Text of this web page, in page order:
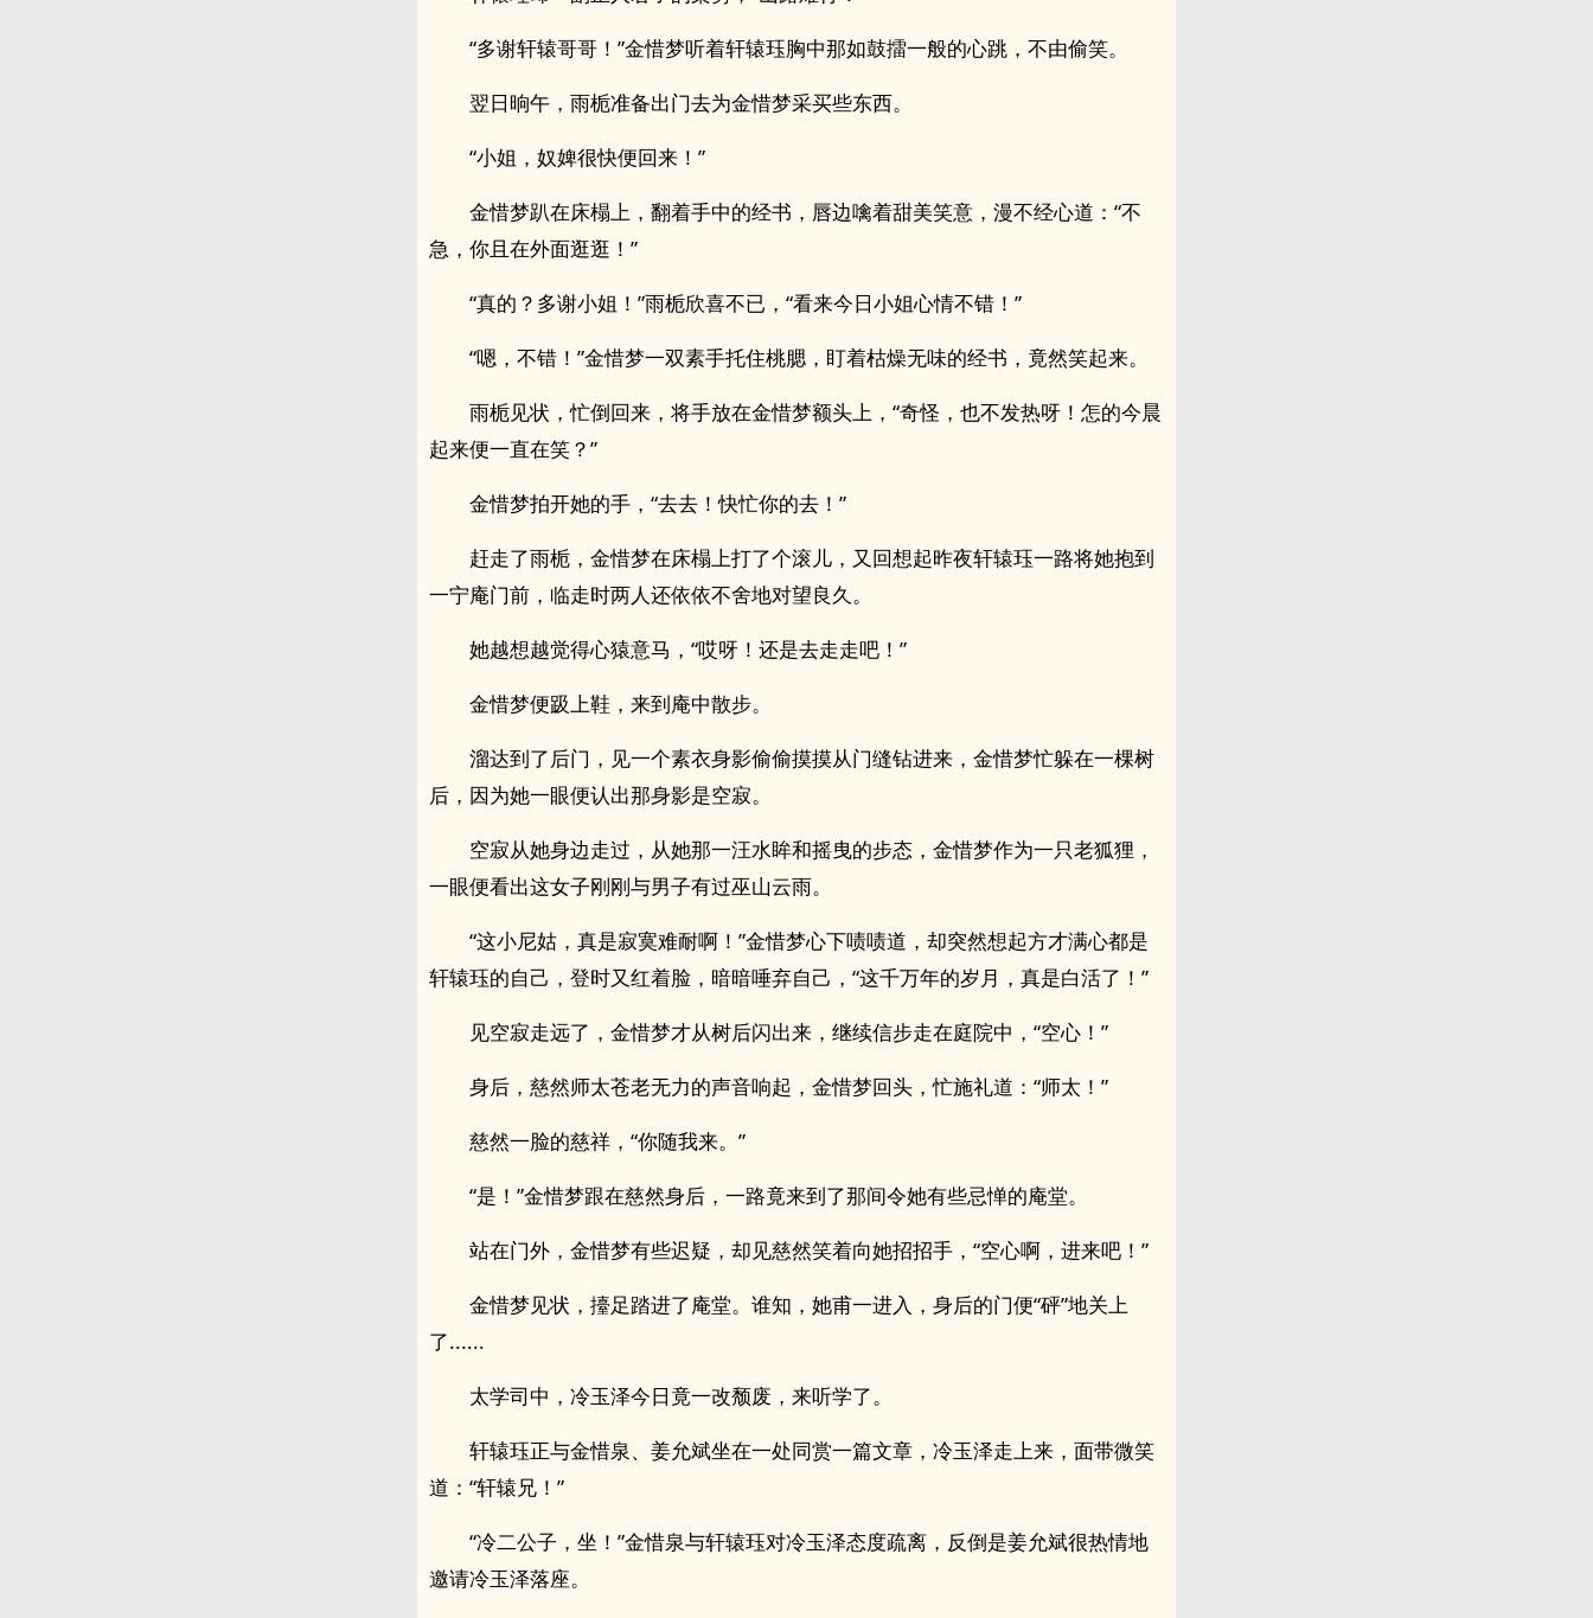
“多谢轩辕哥哥！”金惜梦听着轩辕珏胸中那如鼓擂一般的心跳，不由偷笑。
翌日晌午，雨栀准备出门去为金惜梦采买些东西。
“小姐，奴婢很快便回来！”
金惜梦趴在床榻上，翻着手中的经书，唇边噙着甜美笑意，漫不经心道：“不
急，你且在外面逛逛！”
“真的？多谢小姐！”雨栀欣喜不已，“看来今日小姐心情不错！”
“嗯，不错！”金惜梦一双素手托住桃腮，盯着枯燥无味的经书，竟然笑起来。
雨栀见状，忙倒回来，将手放在金惜梦额头上，“奇怪，也不发热呀！怎的今晨
起来便一直在笑？”
金惜梦拍开她的手，“去去！快忙你的去！”
赶走了雨栀，金惜梦在床榻上打了个滚儿，又回想起昨夜轩辕珏一路将她抱到
一宁庵门前，临走时两人还依依不舍地对望良久。
她越想越觉得心猿意马，“哎呀！还是去走走吧！”
金惜梦便趿上鞋，来到庵中散步。
溜达到了后门，见一个素衣身影偷偷摸摸从门缝钻进来，金惜梦忙躲在一棵树
后，因为她一眼便认出那身影是空寂。
空寂从她身边走过，从她那一汪水眸和摇曳的步态，金惜梦作为一只老狐狸，
一眼便看出这女子刚刚与男子有过巫山云雨。
“这小尼姑，真是寂寞难耐啊！”金惜梦心下啧啧道，却突然想起方才满心都是
轩辕珏的自己，登时又红着脸，暗暗唾弃自己，“这千万年的岁月，真是白活了！”
见空寂走远了，金惜梦才从树后闪出来，继续信步走在庭院中，“空心！”
身后，慈然师太苍老无力的声音响起，金惜梦回头，忙施礼道：“师太！”
慈然一脸的慈祥，“你随我来。”
“是！”金惜梦跟在慈然身后，一路竟来到了那间令她有些忌惮的庵堂。
站在门外，金惜梦有些迟疑，却见慈然笑着向她招招手，“空心啊，进来吧！”
金惜梦见状，擡足踏进了庵堂。谁知，她甫一进入，身后的门便“砰”地关上
了......
太学司中，冷玉泽今日竟一改颓废，来听学了。
轩辕珏正与金惜泉、姜允斌坐在一处同赏一篇文章，冷玉泽走上来，面带微笑
道：“轩辕兄！”
“冷二公子，坐！”金惜泉与轩辕珏对冷玉泽态度疏离，反倒是姜允斌很热情地
邀请冷玉泽落座。